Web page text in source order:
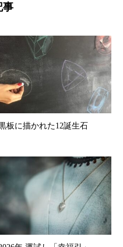
事
板に描かれた12誕生石